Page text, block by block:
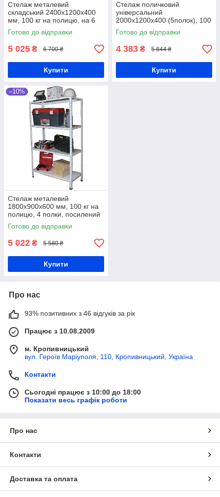
Стелаж металевий
складський 2400х1200х400
мм, 100 кг на полицю, на 6
полиць, архівний стелаж
металевий УЦІНКА
Готово до відправки
5 025 ₴ 6 700 ₴
Купити
Стелаж поличковий
універсальний
2000х1200х400 (5полок), 100
кг на полицю, складський
стелаж, торговий стелаж
Готово до відправки
4 383 ₴ 5 844 ₴
Купити
–10%
Стелаж металевий
1800х900х600 мм, 100 кг на
полицю, 4 полки, посилений
стелаж
Готово до відправки
5 022 ₴ 5 580 ₴
Купити
Про нас
93% позитивних з 46 відгуків за рік
Працює з 10.08.2009
м. Кропивницький
вул. Героїв Маріуполя, 110, Кропивницький, Україна
Контакти
Сьогодні працює з 10:00 до 18:00
Показати весь графік роботи
Про нас
Контакти
Доставка та оплата